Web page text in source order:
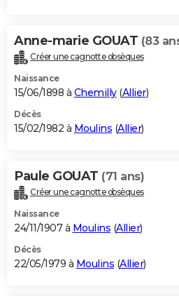
Anne-marie GOUAT (83
Créer une cagnotte obsèques
Naissance
15/06/1898 à Chemilly(Allier)
Décès
15/02/1982 à Moulins (Allier)
Paule GOUAT (71 ans)
Créer une cagnotte obsèques
Naissance
24/11/1907 à Moulins (Allier)
Décès
22/05/1979 à Moulins (Allier)